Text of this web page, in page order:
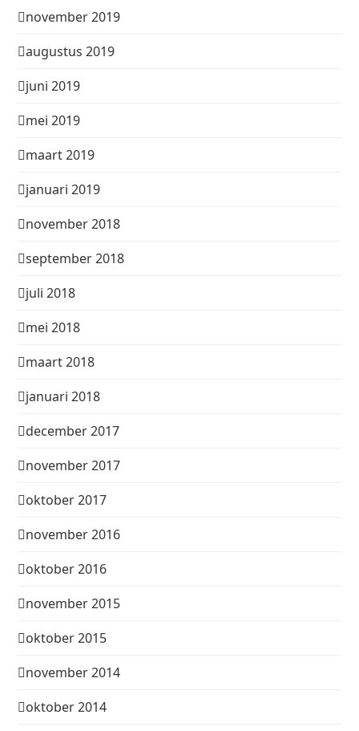
november 2019
augustus 2019
juni 2019
mei 2019
maart 2019
januari 2019
november 2018
september 2018
juli 2018
mei 2018
maart 2018
januari 2018
december 2017
november 2017
oktober 2017
november 2016
oktober 2016
november 2015
oktober 2015
november 2014
oktober 2014